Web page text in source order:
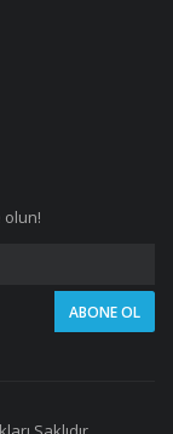
olun!